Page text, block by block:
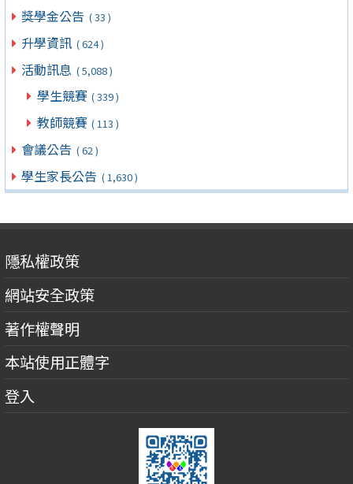
獎學金公告 ( 33 )
升學資訊 ( 624 )
活動訊息 ( 5,088 )
學生競賽 ( 339 )
教師競賽 ( 113 )
會議公告 ( 62 )
學生家長公告 ( 1,630 )
隱私權政策
網站安全政策
著作權聲明
本站使用正體字
登入